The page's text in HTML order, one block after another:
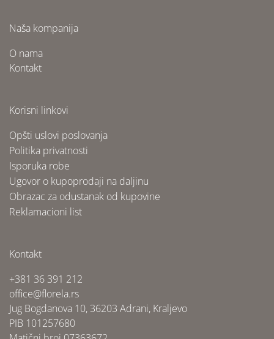
Naša kompanija
O nama
Kontakt
Korisni linkovi
Opšti uslovi poslovanja
Politika privatnosti
Isporuka robe
Ugovor o kupoprodaji na daljinu
Obrazac za odustanak od kupovine
Reklamacioni list
Kontakt
+381 36 391 212
office@florela.rs
Jug Bogdanova 10, 36203 Adrani, Kraljevo
PIB 101257680